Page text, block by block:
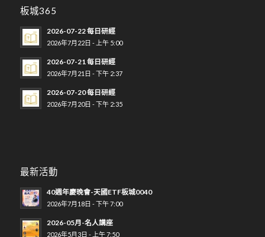
板城365
2026-07-22 每日研經
2026年7月22日 - 上午 5:00
2026-07-21 每日研經
2026年7月21日 - 下午 2:37
2026-07-20 每日研經
2026年7月20日 - 下午 2:35
最新活動
40週年慶晚會-天國ETF板城0040
2026年7月18日 - 下午 7:00
2026-05月-名人講座
2026年5月3日 - 上午 7:50